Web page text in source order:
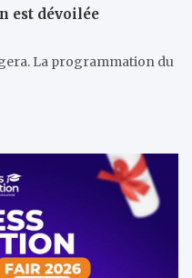
est dévoilée
La programmation du